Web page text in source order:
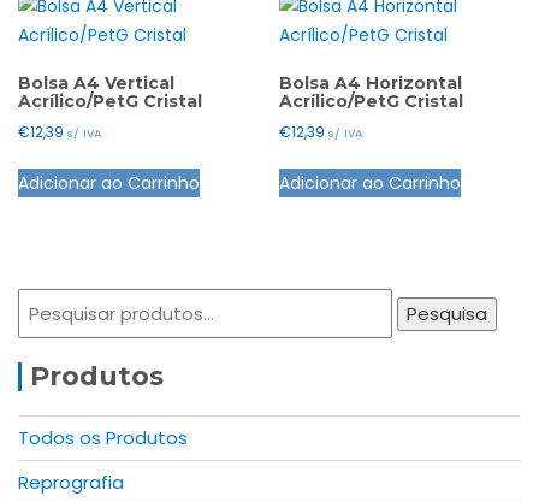
Bolsa A4 Vertical
Acrílico/PetG Cristal
€12,39 s/ IVA
Adicionar ao Carrinho
Bolsa A4 Horizontal
Acrílico/PetG Cristal
€12,39 s/ IVA
Adicionar ao Carrinho
Pesquisar
Pesquisa
Produtos
Todos os Produtos
Reprografia